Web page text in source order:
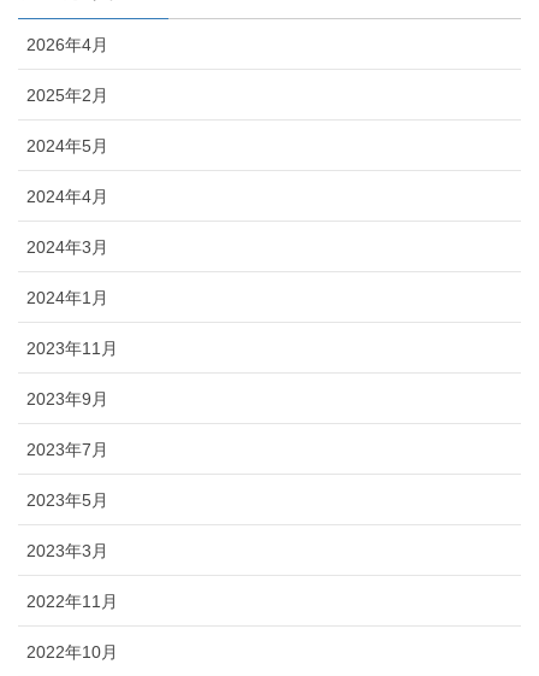
2026年4月
2025年2月
2024年5月
2024年4月
2024年3月
2024年1月
2023年11月
2023年9月
2023年7月
2023年5月
2023年3月
2022年11月
2022年10月